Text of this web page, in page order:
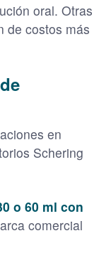
oral. Otras
de costos más
en
Schering
o 60 ml con
comercial